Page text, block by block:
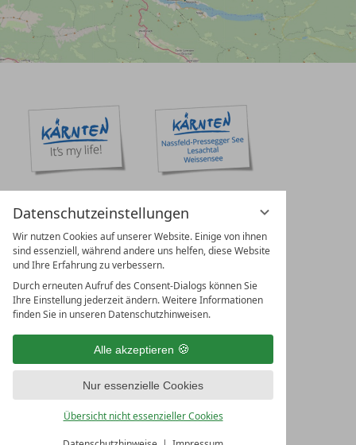
Datenschutzeinstellungen
Wir nutzen Cookies auf unserer Website. Einige von ihnen
sind essenziell, während andere uns helfen, diese Website
und Ihre Erfahrung zu verbessern.
Durch erneuten Aufruf des Consent-Dialogs können Sie
Ihre Einstellung jederzeit ändern. Weitere Informationen
finden Sie in unseren Datenschutzhinweisen.
Alle akzeptieren
Nur essenzielle Cookies
Übersicht nicht essenzieller Cookies